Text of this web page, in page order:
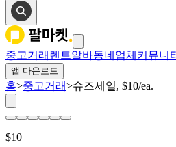
중고거래 렌트알바동네업체 커뮤니
앱 다운로드
홈>중고거래>슈즈세일, $10/ea.
$10